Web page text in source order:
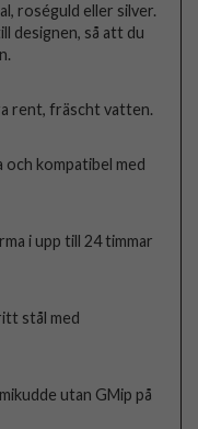
roséguld eller silver.
designen, så att du
rent, fräscht vatten.
kompatibel med
i upp till 24 timmar
stål med
utan GMip på